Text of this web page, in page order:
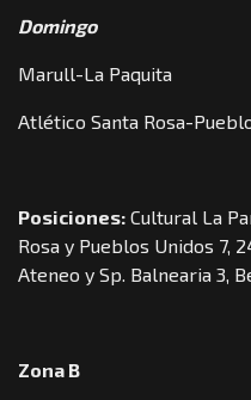
Domingo
Marull-La Paquita
Atlético Santa Rosa-
Posiciones: Cultural La
Rosa y Pueblos Unidos 7,
Ateneo y Sp. Balnearia 3,
Zona B